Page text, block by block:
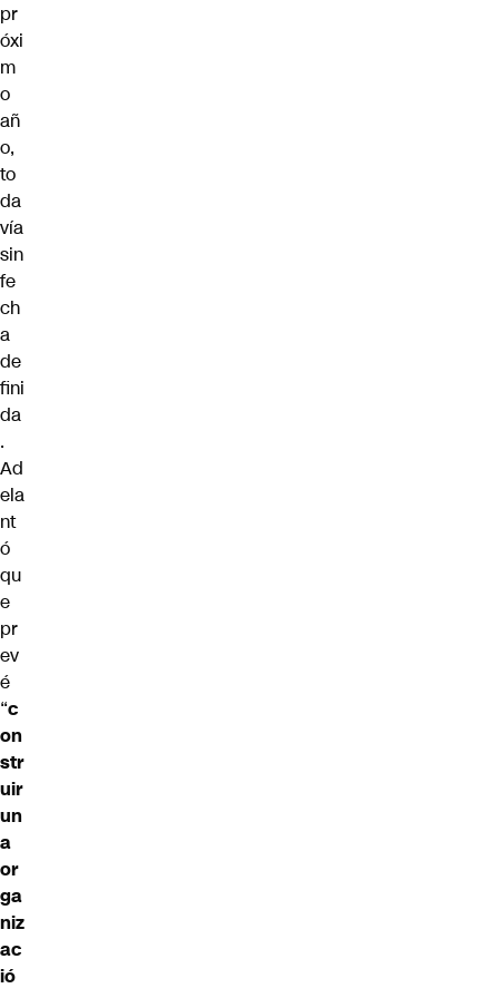
pr
óxi
m
o
añ
o,
to
da
vía
sin
fe
ch
a
de
fini
da
.
Ad
ela
nt
ó
qu
e
pr
ev
é
“c
on
str
uir
un
a
or
ga
niz
ac
ió